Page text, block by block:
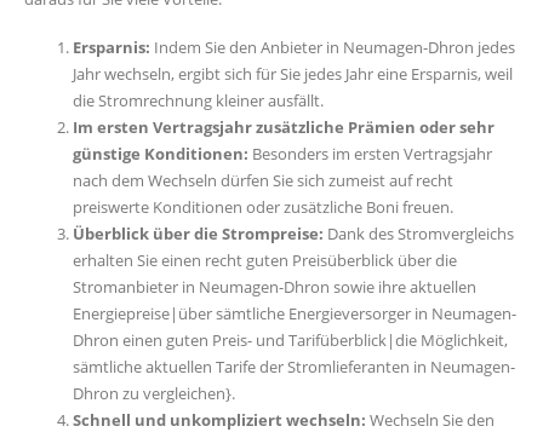
Ersparnis: Indem Sie den Anbieter in Neumagen-Dhron jedes
Jahr wechseln, ergibt sich für Sie jedes Jahr eine Ersparnis, weil
die Stromrechnung kleiner ausfällt.
Im ersten Vertragsjahr zusätzliche Prämien oder sehr
günstige Konditionen: Besonders im ersten Vertragsjahr
nach dem Wechseln dürfen Sie sich zumeist auf recht
preiswerte Konditionen oder zusätzliche Boni freuen.
Überblick über die Strompreise: Dank des Stromvergleichs
erhalten Sie einen recht guten Preisüberblick über die
Stromanbieter in Neumagen-Dhron sowie ihre aktuellen
Energiepreise|über sämtliche Energieversorger in Neumagen-
Dhron einen guten Preis- und Tarifüberblick|die Möglichkeit,
sämtliche aktuellen Tarife der Stromlieferanten in Neumagen-
Dhron zu vergleichen}.
Schnell und unkompliziert wechseln: Wechseln Sie den